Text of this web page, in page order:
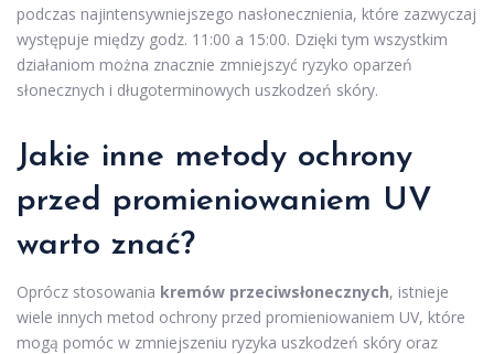
podczas najintensywniejszego nasłonecznienia, które zazwyczaj
występuje między godz. 11:00 a 15:00. Dzięki tym wszystkim
działaniom można znacznie zmniejszyć ryzyko oparzeń
słonecznych i długoterminowych uszkodzeń skóry.
Jakie inne metody ochrony
przed promieniowaniem UV
warto znać?
Oprócz stosowania kremów przeciwsłonecznych, istnieje
wiele innych metod ochrony przed promieniowaniem UV, które
mogą pomóc w zmniejszeniu ryzyka uszkodzeń skóry oraz